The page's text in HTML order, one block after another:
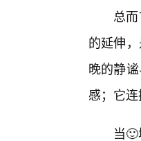
总
的延伸
晚的静
感；它
当